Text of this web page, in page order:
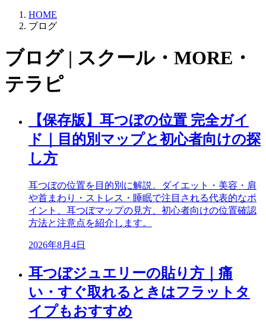
HOME
ブログ
ブログ | スクール・MORE・
テラピ
【保存版】耳つぼの位置 完全ガイ
ド｜目的別マップと初心者向けの探
し方
耳つぼの位置を目的別に解説。ダイエット・美容・肩
や首まわり・ストレス・睡眠で注目される代表的なポ
イント、耳つぼマップの見方、初心者向けの位置確認
方法と注意点を紹介します。
2026年8月4日
耳つぼジュエリーの貼り方｜痛
い・すぐ取れるときはフラットタ
イプもおすすめ